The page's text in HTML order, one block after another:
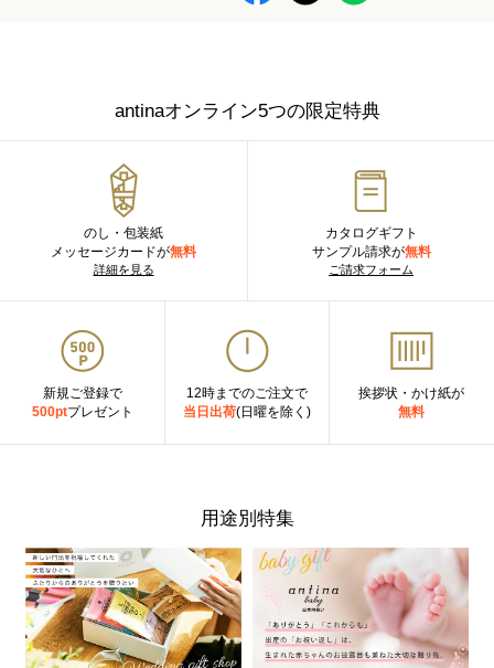
antinaオンライン5つの限定特典
のし・包装紙
メッセージカードが無料
詳細を見る
カタログギフト
サンプル請求が無料
ご請求フォーム
新規ご登録で
500ptプレゼント
12時までのご注文で
当日出荷(日曜を除く)
挨拶状・かけ紙が
無料
用途別特集